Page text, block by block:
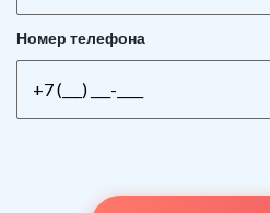
Номер телефона